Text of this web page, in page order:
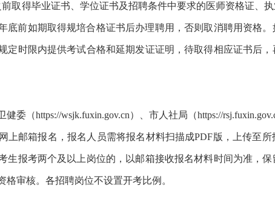
取得毕业证书、学位证书及招聘条件中要求的医师资格证、
底前如期取得规培合格证书后办理聘用，否则取消聘用资格
定时限内提供考试合格和延期发证证明，待取得相应证书后
（https://wsjk.fuxin.gov.cn）、市人社局（https://
邮箱报名，报名人员需将报名材料扫描成PDF版，上传至所
生报考两个及以上岗位的，以邮箱接收报名材料时间为准，
审核。各招聘岗位不设置开考比例。